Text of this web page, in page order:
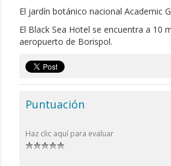
El jardín botánico nacional Academic
El Black Sea Hotel se encuentra a 10
aeropuerto de Borispol.
Puntuación
Haz clic aquí para evaluar